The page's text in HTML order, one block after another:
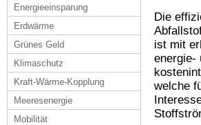
Energieeinsparung
Erdwärme
Grünes Geld
Klimaschutz
Kraft-Wärme-Kopplung
Meeresenergie
Mobilität
Die
ist mit
energie-
welche